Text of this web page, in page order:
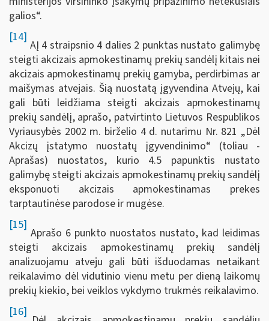
galios“.
[14]
AĮ 4 straipsnio 4 dalies 2 punktas nustato galimybę
steigti akcizais apmokestinamų prekių sandėlį kitais nei
akcizais apmokestinamų prekių gamyba, perdirbimas ar
maišymas atvejais. Šią nuostatą įgyvendina Atvejų, kai
gali būti leidžiama steigti akcizais apmokestinamų
prekių sandėlį, aprašo, patvirtinto Lietuvos Respublikos
Vyriausybės 2002 m. birželio 4 d. nutarimu Nr. 821 „Dėl
Akcizų įstatymo nuostatų įgyvendinimo“ (toliau -
Aprašas) nuostatos, kurio 4.5 papunktis nustato
galimybę steigti akcizais apmokestinamų prekių sandėlį
eksponuoti akcizais apmokestinamas prekes
tarptautinėse parodose ir mugėse.
[15]
Aprašo 6 punkto nuostatos nustato, kad leidimas
steigti akcizais apmokestinamų prekių sandėlį
analizuojamu atveju gali būti išduodamas netaikant
reikalavimo dėl vidutinio vienu metu per dieną laikomų
prekių kiekio, bei veiklos vykdymo trukmės reikalavimo.
[16]